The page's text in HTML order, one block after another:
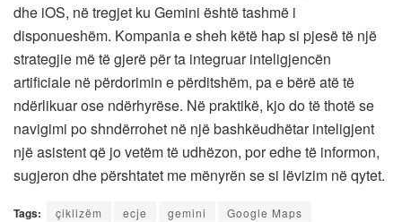
dhe iOS, në tregjet ku Gemini është tashmë i
disponueshëm. Kompania e sheh këtë hap si pjesë të një
strategjie më të gjerë për ta integruar inteligjencën
artificiale në përdorimin e përditshëm, pa e bërë atë të
ndërlikuar ose ndërhyrëse. Në praktikë, kjo do të thotë se
navigimi po shndërrohet në një bashkëudhëtar inteligjent
një asistent që jo vetëm të udhëzon, por edhe të informon,
sugjeron dhe përshtatet me mënyrën se si lëvizim në qytet.
Tags: çiklizëm ecje gemini
Google Maps